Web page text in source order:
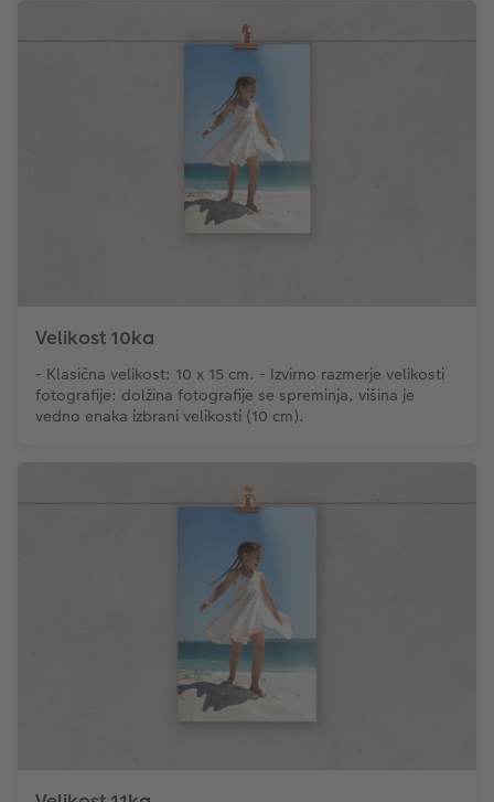
Velikost 10ka
- Klasična velikost: 10 x 15 cm. - Izvirno razmerje velikosti
fotografije: dolžina fotografije se spreminja, višina je
vedno enaka izbrani velikosti (10 cm).